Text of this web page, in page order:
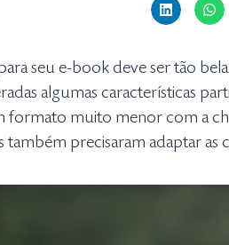
seu e-book deve ser tão
algumas características
formato muito menor com a
também precisaram adaptar as